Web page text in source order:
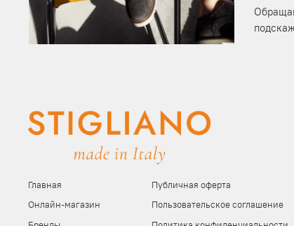
Главная
Онлайн-магазин
Публичная оферта
Пользовательское соглашение